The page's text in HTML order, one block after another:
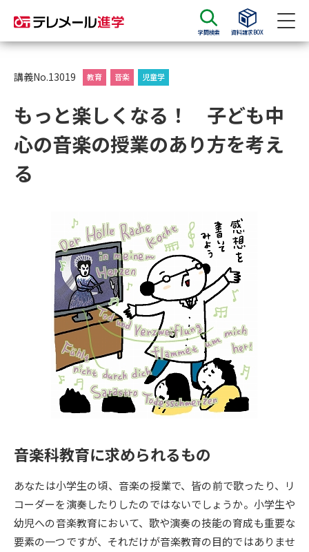
学問検索 資料請求BOX
資料請求
大学・短大の資料種類から請求
大学・短大以外の資料から請求
専門学校の資料請求 大学院の資料請求
留学・進学関連、塾・予備校
大学入学共通テスト「受験案
内」の請求
大学入学共通テスト「受験上の
配慮案内」の請求
高等学校卒業程度認定試験
高等学校（情報）教員資格認定
大学研究 大学検索
講義No.13019 教育 音楽 児童学
もっと楽しくなる！ 子ども中
心の音楽の授業のあり方を考え
る
音楽科教育に求められるもの
あなたは小学生の頃、音楽の授業で、皆の前で歌ったり、リ
コーダーを演奏したりしたのではないでしょうか。小学生や
幼児への音楽教育において、歌や演奏の技能の育成も重要な
要素の一つですが、それだけが音楽教育の目的ではありませ